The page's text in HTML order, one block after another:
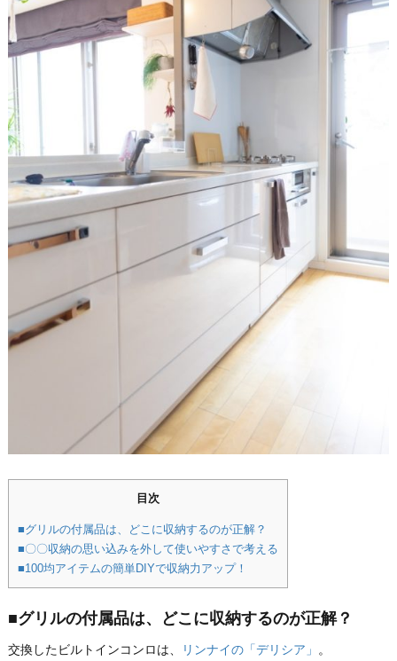
目次
■グリルの付属品は、どこに収納するのが正解？
■〇〇収納の思い込みを外して使いやすさで考える
■100均アイテムの簡単DIYで収納力アップ！
■グリルの付属品は、どこに収納するのが正解？
交換したビルトインコンロは、 リンナイの「デリシア」
。